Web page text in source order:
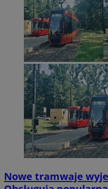
Nowe tramwaje